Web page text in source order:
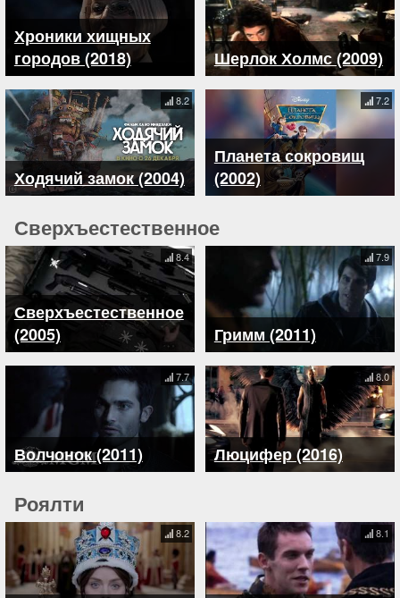
Хроники хищных
городов (2018)
Шерлок Холмс (2009)
Ходячий замок (2004)
8.2
Планета сокровищ
(2002)
7.2
Сверхъестественное
Сверхъестественное
(2005)
8.4
Гримм (2011)
7.9
Волчонок (2011)
7.7
Люцифер (2016)
8.0
Роялти
8.2 8.1